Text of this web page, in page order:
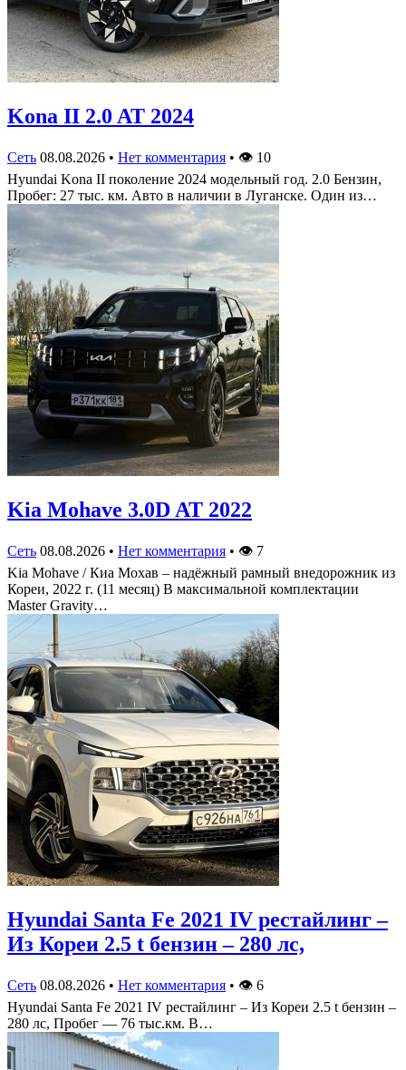
Kona II 2.0 AT 2024
Сеть 08.08.2026 • Нет комментария • 👁 10
Hyundai Kona II поколение 2024 модельный год. 2.0 Бензин,
Пробег: 27 тыс. км. Авто в наличии в Луганске. Один из…
Kia Mohave 3.0D AT 2022
Сеть 08.08.2026 • Нет комментария • 👁 7
Kia Mohave / Киа Мохав – надёжный рамный внедорожник из
Кореи, 2022 г. (11 месяц) В максимальной комплектации
Master Gravity…
Hyundai Santa Fe 2021 IV рестайлинг –
Из Кореи 2.5 t бензин – 280 лс,
Сеть 08.08.2026 • Нет комментария • 👁 6
Hyundai Santa Fe 2021 IV рестайлинг – Из Кореи 2.5 t бензин –
280 лс, Пробег — 76 тыс.км. В…